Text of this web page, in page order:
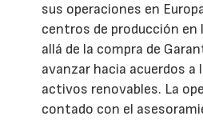
sus operaciones en
centros de producción en
allá de la compra de
avanzar hacia acuerdos a
activos renovables. La
contado con el